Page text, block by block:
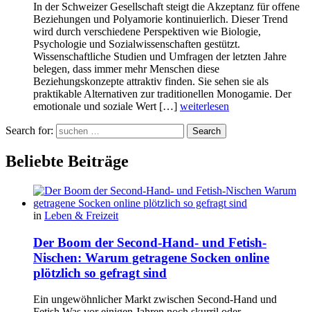
In der Schweizer Gesellschaft steigt die Akzeptanz für offene
Beziehungen und Polyamorie kontinuierlich. Dieser Trend
wird durch verschiedene Perspektiven wie Biologie,
Psychologie und Sozialwissenschaften gestützt.
Wissenschaftliche Studien und Umfragen der letzten Jahre
belegen, dass immer mehr Menschen diese
Beziehungskonzepte attraktiv finden. Sie sehen sie als
praktikable Alternativen zur traditionellen Monogamie. Der
emotionale und soziale Wert […] weiterlesen
Search for: Search
Beliebte Beiträge
in Leben & Freizeit
Der Boom der Second-Hand- und Fetish-
Nischen: Warum getragene Socken online
plötzlich so gefragt sind
Ein ungewöhnlicher Markt zwischen Second-Hand und